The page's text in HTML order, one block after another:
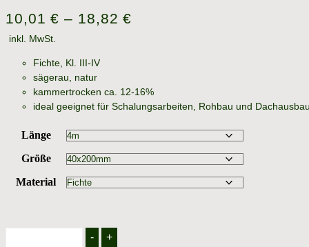
10,01€ – 18,82€
inkl. MwSt.
Fichte, Kl. III-IV
sägerau, natur
kammertrocken ca. 12-16%
ideal geeignet für Schalungsarbeiten, Rohbau und
Länge
Größe
Material
Schnittholz,
- +